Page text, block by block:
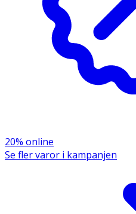
Parfum, Allantoin,
Acid, Limonene, Coumarin,
20% online
Se fler varor i kampanjen